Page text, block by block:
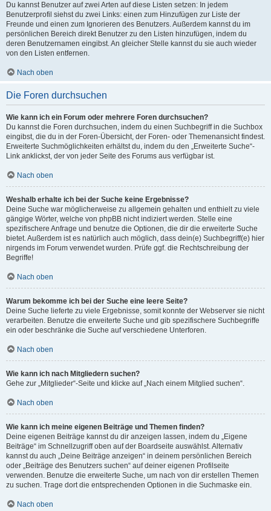
Du kannst Benutzer auf zwei Arten auf diese Listen setzen: In jedem
Benutzerprofil siehst du zwei Links: einen zum Hinzufügen zur Liste der
Freunde und einen zum Ignorieren des Benutzers. Außerdem kannst du im
persönlichen Bereich direkt Benutzer zu den Listen hinzufügen, indem du
deren Benutzernamen eingibst. An gleicher Stelle kannst du sie auch wieder
von den Listen entfernen.
Nach oben
Die Foren durchsuchen
Wie kann ich ein Forum oder mehrere Foren durchsuchen?
Du kannst die Foren durchsuchen, indem du einen Suchbegriff in die Suchbox
eingibst, die du in der Foren-Übersicht, der Foren- oder Themenansicht findest.
Erweiterte Suchmöglichkeiten erhältst du, indem du den „Erweiterte Suche“-
Link anklickst, der von jeder Seite des Forums aus verfügbar ist.
Nach oben
Weshalb erhalte ich bei der Suche keine Ergebnisse?
Deine Suche war möglicherweise zu allgemein gehalten und enthielt zu viele
gängige Wörter, welche von phpBB nicht indiziert werden. Stelle eine
spezifischere Anfrage und benutze die Optionen, die dir die erweiterte Suche
bietet. Außerdem ist es natürlich auch möglich, dass dein(e) Suchbegriff(e) hier
nirgends im Forum verwendet wurden. Prüfe ggf. die Rechtschreibung der
Begriffe!
Nach oben
Warum bekomme ich bei der Suche eine leere Seite?
Deine Suche lieferte zu viele Ergebnisse, somit konnte der Webserver sie nicht
verarbeiten. Benutze die erweiterte Suche und gib spezifischere Suchbegriffe
ein oder beschränke die Suche auf verschiedene Unterforen.
Nach oben
Wie kann ich nach Mitgliedern suchen?
Gehe zur „Mitglieder“-Seite und klicke auf „Nach einem Mitglied suchen“.
Nach oben
Wie kann ich meine eigenen Beiträge und Themen finden?
Deine eigenen Beiträge kannst du dir anzeigen lassen, indem du „Eigene
Beiträge“ im Schnellzugriff oben auf der Boardseite auswählst. Alternativ
kannst du auch „Deine Beiträge anzeigen“ in deinem persönlichen Bereich
oder „Beiträge des Benutzers suchen“ auf deiner eigenen Profilseite
verwenden. Benutze die erweiterte Suche, um nach von dir erstellen Themen
zu suchen. Trage dort die entsprechenden Optionen in die Suchmaske ein.
Nach oben